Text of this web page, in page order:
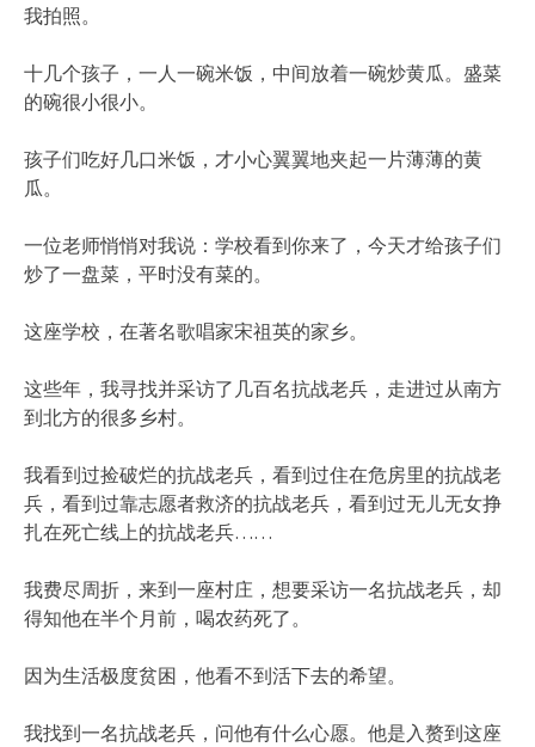
我拍照。
十几个孩子，一人一碗米饭，中间放着一碗炒黄瓜。盛菜
的碗很小很小。
孩子们吃好几口米饭，才小心翼翼地夹起一片薄薄的黄
瓜。
一位老师悄悄对我说：学校看到你来了，今天才给孩子们
炒了一盘菜，平时没有菜的。
这座学校，在著名歌唱家宋祖英的家乡。
这些年，我寻找并采访了几百名抗战老兵，走进过从南方
到北方的很多乡村。
我看到过捡破烂的抗战老兵，看到过住在危房里的抗战老
兵，看到过靠志愿者救济的抗战老兵，看到过无儿无女挣
扎在死亡线上的抗战老兵……
我费尽周折，来到一座村庄，想要采访一名抗战老兵，却
得知他在半个月前，喝农药死了。
因为生活极度贫困，他看不到活下去的希望。
我找到一名抗战老兵，问他有什么心愿。他是入赘到这座